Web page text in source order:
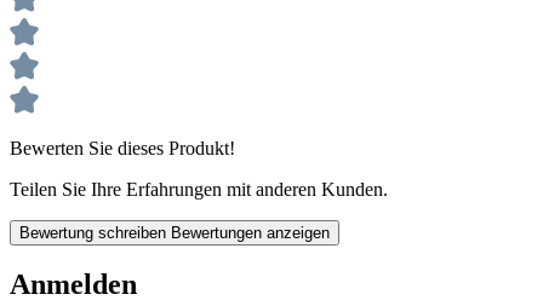
Bewerten Sie dieses Produkt!
Teilen Sie Ihre Erfahrungen mit anderen Kunden.
Bewertung schreiben Bewertungen anzeigen
Anmelden